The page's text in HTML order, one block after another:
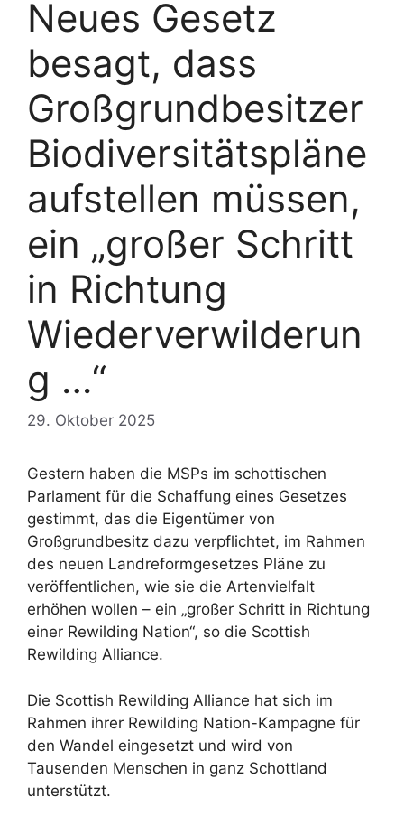
Neues Gesetz
besagt, dass
Großgrundbesitzer
Biodiversitätspläne
aufstellen müssen,
ein „großer Schritt
in Richtung
Wiederverwilderun
g …“
29. Oktober 2025
Gestern haben die MSPs im schottischen
Parlament für die Schaffung eines Gesetzes
gestimmt, das die Eigentümer von
Großgrundbesitz dazu verpflichtet, im Rahmen
des neuen Landreformgesetzes Pläne zu
veröffentlichen, wie sie die Artenvielfalt
erhöhen wollen – ein „großer Schritt in Richtung
einer Rewilding Nation“, so die Scottish
Rewilding Alliance.
Die Scottish Rewilding Alliance hat sich im
Rahmen ihrer Rewilding Nation-Kampagne für
den Wandel eingesetzt und wird von
Tausenden Menschen in ganz Schottland
unterstützt.